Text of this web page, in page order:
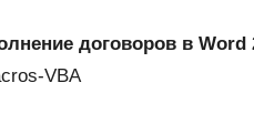
договоров в Word
VBA